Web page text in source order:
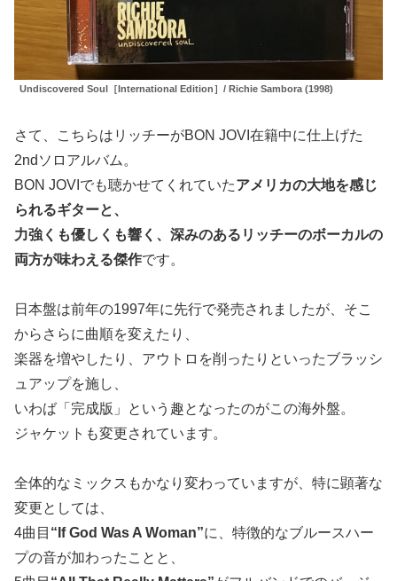
Undiscovered Soul［International Edition］/ Richie Sambora (1998)
さて、こちらはリッチーがBON JOVI在籍中に仕上げた
2ndソロアルバム。
BON JOVIでも聴かせてくれていたアメリカの大地を感じ
られるギターと、
力強くも優しくも響く、深みのあるリッチーのボーカルの
両方が味わえる傑作です。
日本盤は前年の1997年に先行で発売されましたが、そこ
からさらに曲順を変えたり、
楽器を増やしたり、アウトロを削ったりといったブラッシ
ュアップを施し、
いわば「完成版」という趣となったのがこの海外盤。
ジャケットも変更されています。
全体的なミックスもかなり変わっていますが、特に顕著な
変更としては、
4曲目 “If God Was A Woman”に、特徴的なブルースハー
プの音が加わったことと、